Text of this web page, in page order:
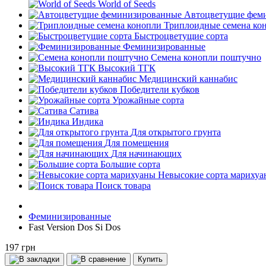
World of Seeds
Автоцветущие
Триплоидные семена
Быстроцветущие сорта
Феминизированные
Семена конопли поштучно
Высокий ТГК
Медицинский каннабис
Победители кубков
Урожайные сорта
Сатива
Индика
Для открытого грунта
Для помещения
Для начинающих
Большие сорта
Невысокие сорта
Поиск товара
Феминизированные
Fast Version Dos Si Dos
197 грн
Купить